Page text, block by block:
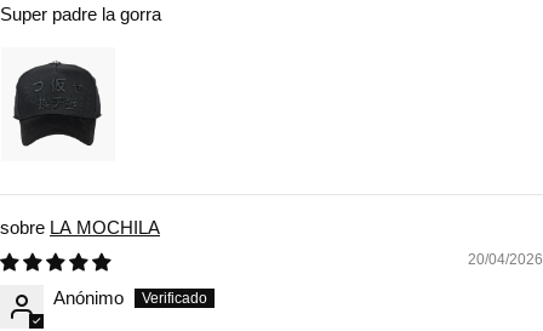
Super padre la gorra
LA MOCHILA
20/04/2026
Anónimo